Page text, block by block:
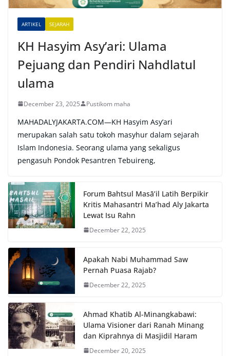
v
ARTIKEL SEJARAH
KH Hasyim Asy’ari: Ulama
Pejuang dan Pendiri Nahdlatul
ulama
December 23, 2025 Pustikom maha
MAHADALYJAKARTA.COM—KH Hasyim Asy’ari
merupakan salah satu tokoh masyhur dalam sejarah
Islam Indonesia. Seorang ulama yang sekaligus
pengasuh Pondok Pesantren Tebuireng,
Forum Bahtsul Masā’il Latih Berpikir
Kritis Mahasantri Ma’had Aly Jakarta
Lewat Isu Rahn
December 22, 2025
Apakah Nabi Muhammad Saw
Pernah Puasa Rajab?
December 22, 2025
Ahmad Khatib Al-Minangkabawi:
Ulama Visioner dari Ranah Minang
dan Kiprahnya di Masjidil Haram
December 20, 2025